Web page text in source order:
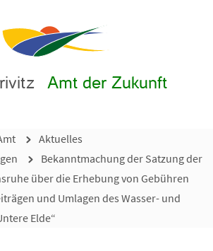
Amt der Zukunft
Aktuelles
Bekanntmachung der Satzung der
über die Erhebung von Gebühren
und Umlagen des Wasser- und
Elde“